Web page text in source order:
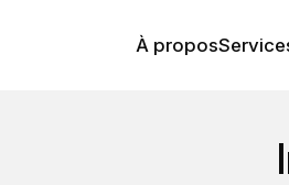
À propos